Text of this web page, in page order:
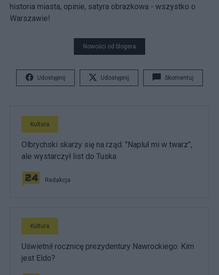
historia miasta, opinie, satyra obrazkowa - wszystko o
Warszawie!
Nowości od blogera
Udostępnij Udostępnij Skomentuj
Kultura
Olbrychski skarży się na rząd. "Napluł mi w twarz",
ale wystarczył list do Tuska
Redakcja
Kultura
Uświetnił rocznicę prezydentury Nawrockiego. Kim
jest Eldo?